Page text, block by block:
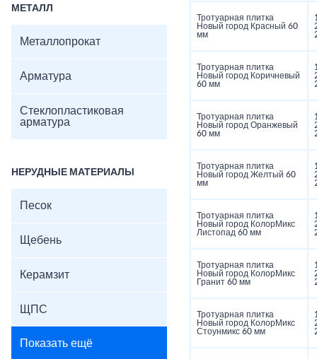
МЕТАЛЛ
Металлопрокат
Арматура
Стеклопластиковая
арматура
НЕРУДНЫЕ МАТЕРИАЛЫ
Песок
Щебень
Керамзит
ЩПС
Показать ещё
Тротуарная плитка
Новый город Красный 60
мм
Тротуарная плитка
Новый город Коричневый
60 мм
Тротуарная плитка
Новый город Оранжевый
60 мм
Тротуарная плитка
Новый город Желтый 60
мм
Тротуарная плитка
Новый город КолорМикс
Листопад 60 мм
Тротуарная плитка
Новый город КолорМикс
Гранит 60 мм
Тротуарная плитка
Новый город КолорМикс
Стоунмикс 60 мм